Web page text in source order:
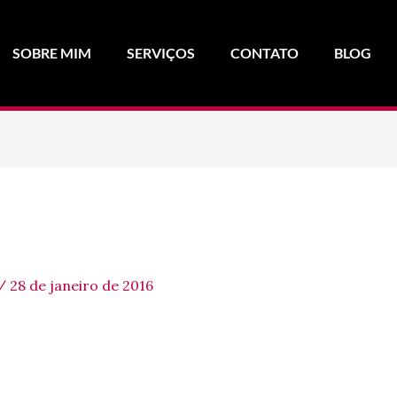
SOBRE MIM SERVIÇOS CONTATO BLOG
/ 28 de janeiro de 2016